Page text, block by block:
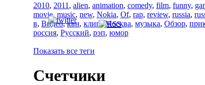
2010, 2011 , alien, animation, comedy, film, funny,
movie, music, new, Nokia, Of, rap, review, russia,
в, Видео,квн, клип,Москва, музыка, Обзор,
россия, Русский, рэп, юмор
Показать все теги
Счетчики